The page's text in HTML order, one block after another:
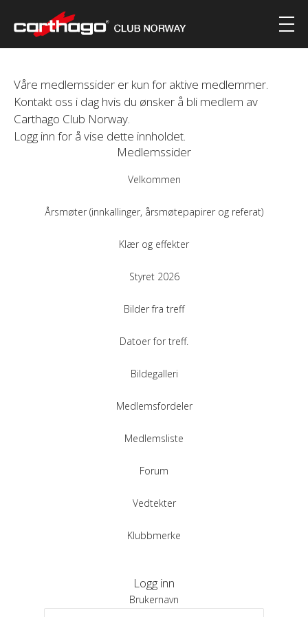
Våre medlemssider er kun for aktive medlemmer.
Kontakt oss i dag hvis du ønsker å bli medlem av
Carthago Club Norway.
Logg inn for å vise dette innholdet.
Medlemssider
Velkommen
Årsmøter (innkallinger, årsmøtepapirer og referat)
Klær og effekter
Styret 2026
Bilder fra treff
Datoer for treff.
Bildegalleri
Medlemsfordeler
Medlemsliste
Forum
Vedtekter
Klubbmerke
Logg inn
Brukernavn